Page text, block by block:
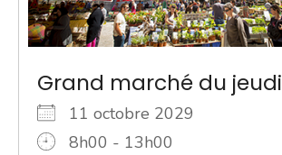
Grand marché du jeudi
11 octobre 2029
8h00 - 13h00